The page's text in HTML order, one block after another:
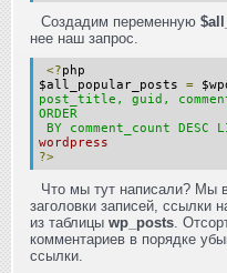
Создадим переменную
нее наш запрос.
<?php
$all_popular_posts =
post_title, guid,
ORDER
BY comment_count DESC
wordpress
?>
Что мы тут написали? Мы
заголовки записей, ссылки
из таблицы wp_posts .
комментариев в порядке
ссылки.